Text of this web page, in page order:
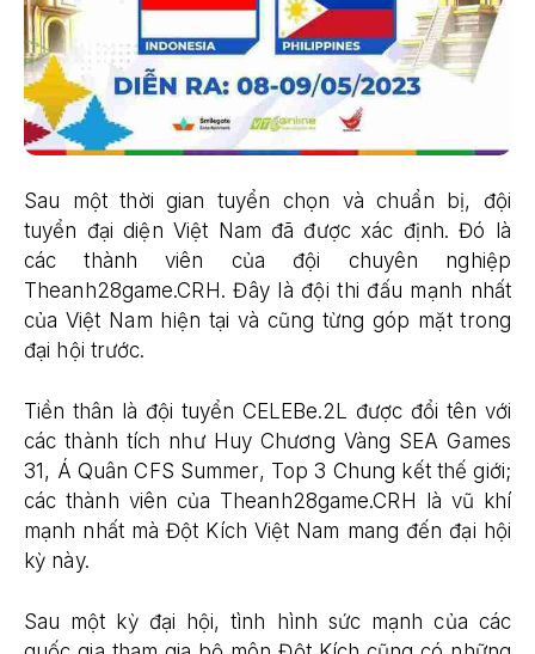
Sau một thời gian tuyển chọn và chuẩn bị, đội
tuyển đại diện Việt Nam đã được xác định. Đó là
các thành viên của đội chuyên nghiệp
Theanh28game.CRH. Đây là đội thi đấu mạnh nhất
của Việt Nam hiện tại và cũng từng góp mặt trong
đại hội trước.
Tiền thân là đội tuyển CELEBe.2L được đổi tên với
các thành tích như Huy Chương Vàng SEA Games
31, Á Quân CFS Summer, Top 3 Chung kết thế giới;
các thành viên của Theanh28game.CRH là vũ khí
mạnh nhất mà Đột Kích Việt Nam mang đến đại hội
kỳ này.
Sau một kỳ đại hội, tình hình sức mạnh của các